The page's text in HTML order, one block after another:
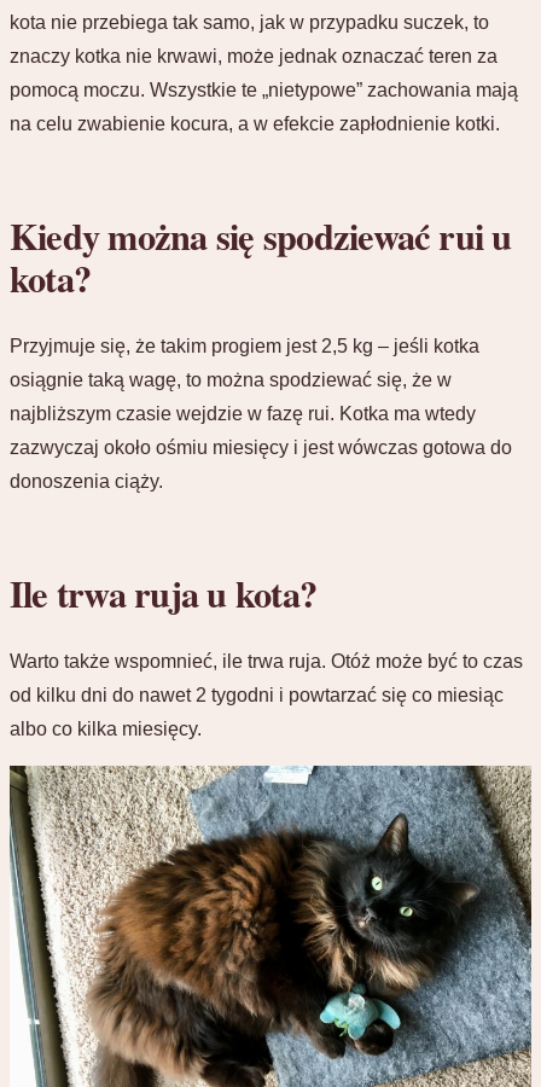
kota nie przebiega tak samo, jak w przypadku suczek, to
znaczy kotka nie krwawi, może jednak oznaczać teren za
pomocą moczu. Wszystkie te „nietypowe” zachowania mają
na celu zwabienie kocura, a w efekcie zapłodnienie kotki.
Kiedy można się spodziewać rui u
kota?
Przyjmuje się, że takim progiem jest 2,5 kg – jeśli kotka
osiągnie taką wagę, to można spodziewać się, że w
najbliższym czasie wejdzie w fazę rui. Kotka ma wtedy
zazwyczaj około ośmiu miesięcy i jest wówczas gotowa do
donoszenia ciąży.
Ile trwa ruja u kota?
Warto także wspomnieć, ile trwa ruja. Otóż może być to czas
od kilku dni do nawet 2 tygodni i powtarzać się co miesiąc
albo co kilka miesięcy.